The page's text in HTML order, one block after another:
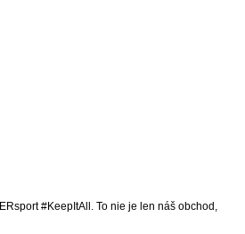
#KeepItAll. To nie je len náš obchod,